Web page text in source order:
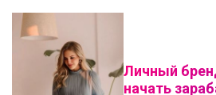
Личный
начать